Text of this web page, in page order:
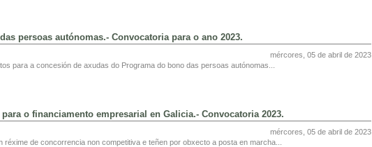
persoas autónomas.- Convocatoria para o ano 2023.
mércores, 05 de abril de 2023
para a concesión de axudas do Programa do bono das persoas autónomas...
o financiamento empresarial en Galicia.- Convocatoria 2023.
mércores, 05 de abril de 2023
de concorrencia non competitiva e teñen por obxecto a posta en marcha...